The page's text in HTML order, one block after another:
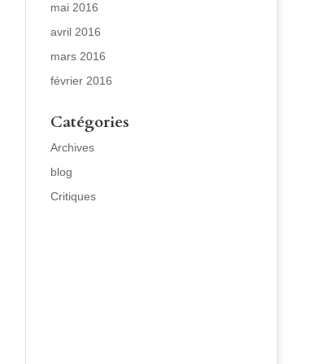
mai 2016
avril 2016
mars 2016
février 2016
Catégories
Archives
blog
Critiques